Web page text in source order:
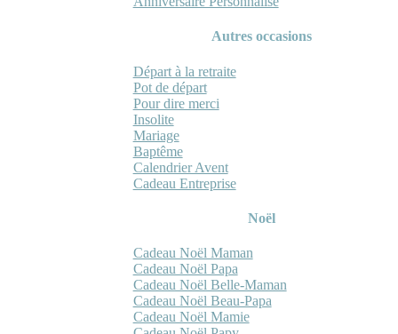
Autres occasions
Départ à la retraite
Pot de départ
Pour dire merci
Insolite
Mariage
Baptême
Calendrier Avent
Cadeau Entreprise
Noël
Cadeau Noël Maman
Cadeau Noël Papa
Cadeau Noël Belle-Maman
Cadeau Noël Beau-Papa
Cadeau Noël Mamie